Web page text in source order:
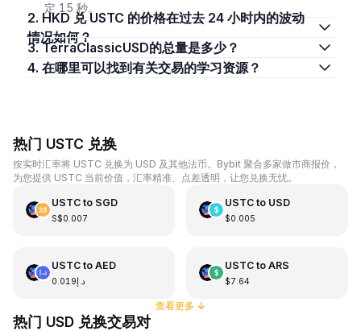
定 15 秒。
2. HKD 兑 USTC 的价格在过去 24 小时内的波动
情况如何？
3. TerraClassicUSD的总量是多少？
4. 在哪里可以找到有关交易的学习资源？
热门 USTC 兑换
按实时汇率将 USTC 兑换为 USD 及其他法币。Bybit 聚合多家做市商报价，
为您提供 USTC 当前价值，汇率精准、点差透明，让您兑换无忧。
USTCto SGD
S$0.007
USTCto USD
$0.005
USTCto AED
د.إ0.019
USTCto ARS
$7.64
查看更多 ↓
热门 USD 兑换交易对